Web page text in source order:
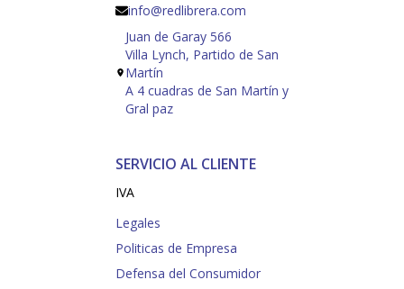
info@redlibrera.com
Juan de Garay 566
Villa Lynch, Partido de San
Martín
A 4 cuadras de San Martín y
Gral paz
SERVICIO AL CLIENTE
IVA
Legales
Politicas de Empresa
Defensa del Consumidor